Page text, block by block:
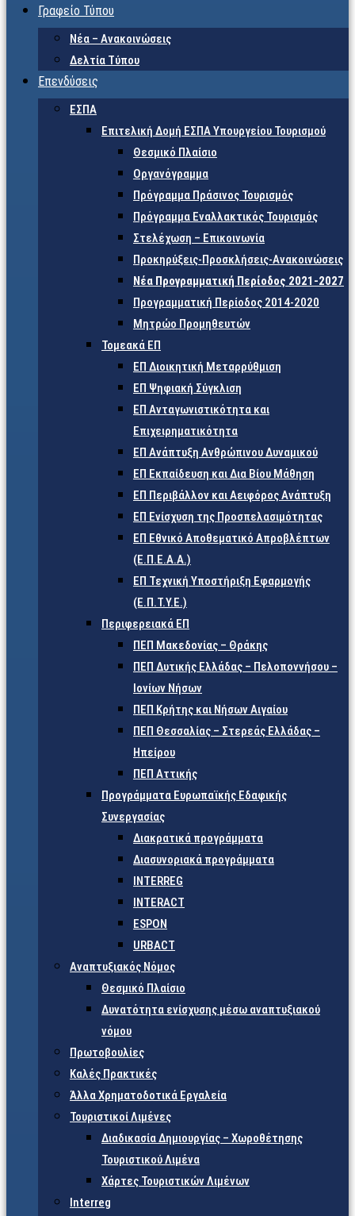
Γραφείο Τύπου
Νέα – Ανακοινώσεις
Δελτία Τύπου
Επενδύσεις
ΕΣΠΑ
Επιτελική Δομή ΕΣΠΑ Υπουργείου Τουρισμού
Θεσμικό Πλαίσιο
Οργανόγραμμα
Πρόγραμμα Πράσινος Τουρισμός
Πρόγραμμα Εναλλακτικός Τουρισμός
Στελέχωση – Επικοινωνία
Προκηρύξεις-Προσκλήσεις-Ανακοινώσεις
Νέα Προγραμματική Περίοδος 2021-2027
Προγραμματική Περίοδος 2014-2020
Μητρώο Προμηθευτών
Τομεακά ΕΠ
ΕΠ Διοικητική Μεταρρύθμιση
ΕΠ Ψηφιακή Σύγκλιση
ΕΠ Ανταγωνιστικότητα και
Επιχειρηματικότητα
ΕΠ Ανάπτυξη Ανθρώπινου Δυναμικού
ΕΠ Εκπαίδευση και Δια Βίου Μάθηση
ΕΠ Περιβάλλον και Αειφόρος Ανάπτυξη
ΕΠ Ενίσχυση της Προσπελασιμότητας
ΕΠ Εθνικό Αποθεματικό Απροβλέπτων
(Ε.Π.Ε.Α.Α.)
ΕΠ Τεχνική Υποστήριξη Εφαρμογής
(Ε.Π.Τ.Υ.Ε.)
Περιφερειακά ΕΠ
ΠΕΠ Μακεδονίας – Θράκης
ΠΕΠ Δυτικής Ελλάδας – Πελοποννήσου –
Ιονίων Νήσων
ΠΕΠ Κρήτης και Νήσων Αιγαίου
ΠΕΠ Θεσσαλίας – Στερεάς Ελλάδας –
Ηπείρου
ΠΕΠ Αττικής
Προγράμματα Ευρωπαϊκής Εδαφικής
Συνεργασίας
Διακρατικά προγράμματα
Διασυνοριακά προγράμματα
INTERREG
INTERACT
ESPON
URBACT
Αναπτυξιακός Νόμος
Θεσμικό Πλαίσιο
Δυνατότητα ενίσχυσης μέσω αναπτυξιακού
νόμου
Πρωτοβουλίες
Καλές Πρακτικές
Άλλα Χρηματοδοτικά Εργαλεία
Τουριστικοί Λιμένες
Διαδικασία Δημιουργίας – Χωροθέτησης
Τουριστικού Λιμένα
Χάρτες Τουριστικών Λιμένων
Interreg